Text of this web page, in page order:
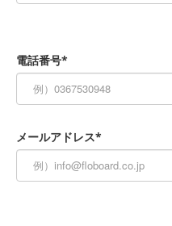
電話番号*
メールアドレス*